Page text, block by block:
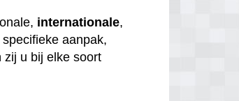
internationale,
aanpak,
zij u bij elke soort